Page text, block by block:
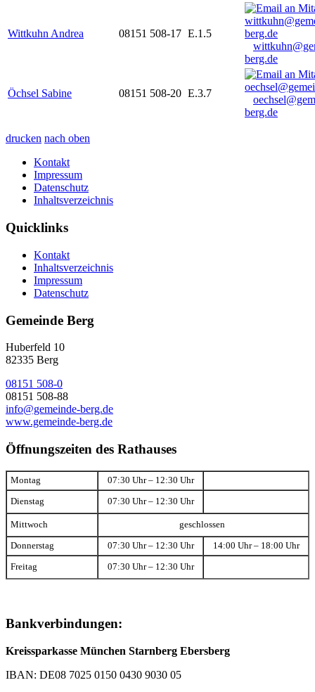
Wittkuhn Andrea 08151 508-17 E.1.5
berg.de
Öchsel Sabine 08151 508-20 E.3.7
berg.de
drucken nach oben
Kontakt
Impressum
Datenschutz
Inhaltsverzeichnis
Quicklinks
Kontakt
Inhaltsverzeichnis
Impressum
Datenschutz
Gemeinde Berg
Huberfeld 10
82335 Berg
08151 508-0
08151 508-88
info@gemeinde-berg.de
www.gemeinde-berg.de
Öffnungszeiten des Rathauses
Montag 07:30 Uhr – 12:30 Uhr
Dienstag 07:30 Uhr – 12:30 Uhr
Mittwoch geschlossen
Donnerstag 07:30 Uhr – 12:30 Uhr 14:00 Uhr – 18:00 Uhr
Freitag 07:30 Uhr – 12:30 Uhr
Bankverbindungen:
Kreissparkasse München Starnberg Ebersberg
IBAN: DE08 7025 0150 0430 9030 05